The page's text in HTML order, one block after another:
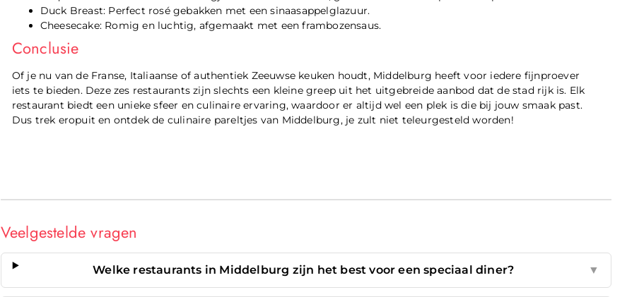
Duck Breast: Perfect rosé gebakken met een sinaasappelglazuur.
Cheesecake: Romig en luchtig, afgemaakt met een frambozensaus.
Conclusie
Of je nu van de Franse, Italiaanse of authentiek Zeeuwse keuken houdt, Middelburg heeft voor iedere fijnproever
iets te bieden. Deze zes restaurants zijn slechts een kleine greep uit het uitgebreide aanbod dat de stad rijk is. Elk
restaurant biedt een unieke sfeer en culinaire ervaring, waardoor er altijd wel een plek is die bij jouw smaak past.
Dus trek eropuit en ontdek de culinaire pareltjes van Middelburg, je zult niet teleurgesteld worden!
Veelgestelde vragen
Welke restaurants in Middelburg zijn het best voor een speciaal diner? ▼